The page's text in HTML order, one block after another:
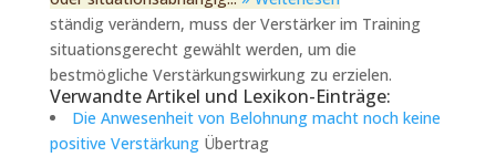
ständig verändern, muss der Verstärker im Training
situationsgerecht gewählt werden, um die
bestmögliche Verstärkungswirkung zu erzielen.
Verwandte Artikel und Lexikon-Einträge:
Die Anwesenheit von Belohnung macht noch keine
positive VerstärkungÜbertrag